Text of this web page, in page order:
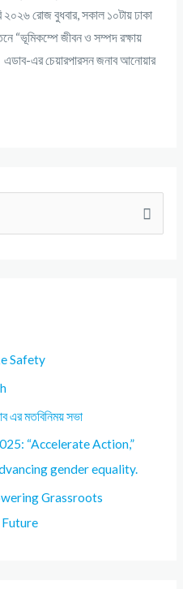
রোজ বুধবার, সকাল ১০টায় ঢাকা
“ভূমিকম্পে জীবন ও সম্পদ রক্ষায়
এডাব-এর চেয়ারপারসন জনাব আনোয়ার
Safety
এর মতবিনিময় সভা
“Accelerate Action,”
gender equality.
Grassroots